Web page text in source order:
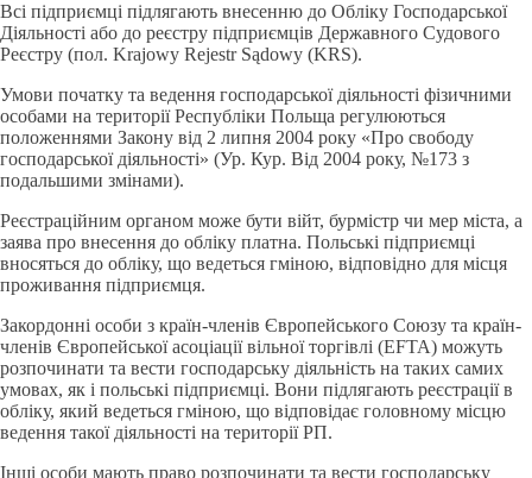
Всі підприємці підлягають внесенню до Обліку Господарської
Діяльності або до реєстру підприємців Державного Судового
Реєстру (пол. Krajowy Rejestr Sądowy (KRS).
Умови початку та ведення господарської діяльності фізичними
особами на території Республіки Польща регулюються
положеннями Закону від 2 липня 2004 року «Про свободу
господарської діяльності» (Ур. Кур. Від 2004 року, №173 з
подальшими змінами).
Реєстраційним органом може бути війт, бурмістр чи мер міста, а
заява про внесення до обліку платна. Польські підприємці
вносяться до обліку, що ведеться гміною, відповідно для місця
проживання підприємця.
Закордонні особи з країн-членів Європейського Союзу та країн-
членів Європейської асоціації вільної торгівлі (EFTA) можуть
розпочинати та вести господарську діяльність на таких самих
умовах, як і польські підприємці. Вони підлягають реєстрації в
обліку, який ведеться гміною, що відповідає головному місцю
ведення такої діяльності на території РП.
Інші особи мають право розпочинати та вести господарську